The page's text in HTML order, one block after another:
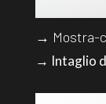
→ Mostra-
→ Intaglio